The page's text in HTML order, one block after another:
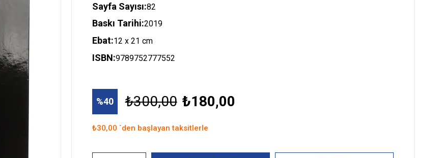
Sayfa Sayısı:82
Baskı Tarihi:2019
Ebat:12 x 21 cm
ISBN:9789752777552
40 ₺300,00 ₺180,00
₺30,00 `den başlayan taksitlerle